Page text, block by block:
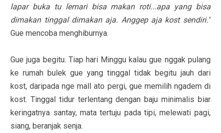
lapar buka tu lemari bisa makan roti...apa yang bisa
dimakan tinggal dimakan aja. Anggep aja kost sendiri.”
Gue mencoba menghiburnya.
Gue juga begitu. Tiap hari Minggu kalau gue nggak pulang
ke rumah bulek gue yang tinggal tidak begitu jauh dari
kost, daripada nge mall ato pergi, gue memilih ngadem di
kost. Tinggal tidur terlentang dengan baju minimalis biar
keringatnya santay, mata tertuju pada tipi, melewati pagi,
siang, beranjak senja.